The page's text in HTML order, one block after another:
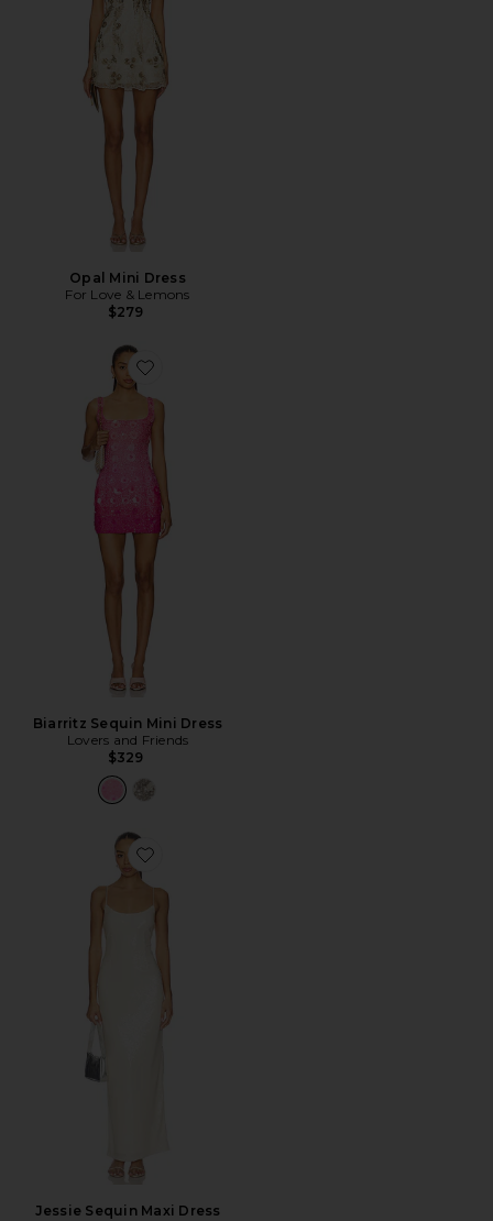
Opal Mini Dress
For Love & Lemons
$279
Favorite Biarritz Sequin Mini Dress
Biarritz Sequin Mini Dress
Lovers and Friends
$329
Favorite Jessie Sequin Maxi Dress
Jessie Sequin Maxi Dress